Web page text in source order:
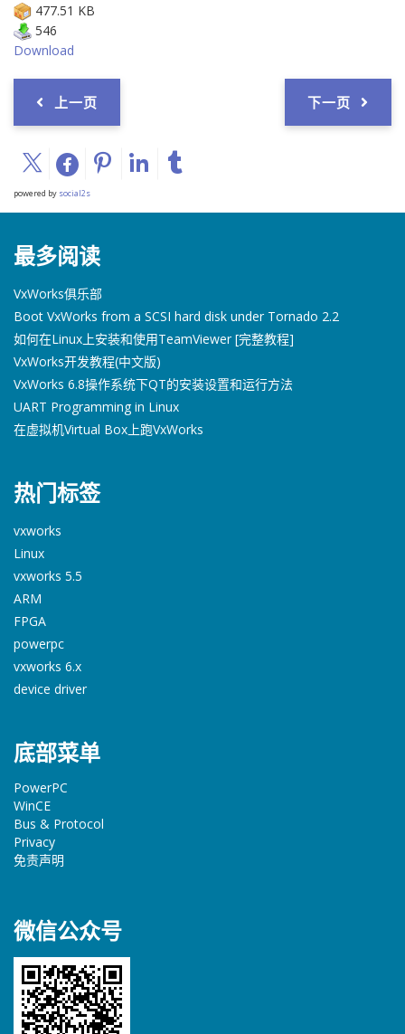
477.51 KB
546
Download
上一页 下一页
powered by social2s
最多阅读
VxWorks俱乐部
Boot VxWorks from a SCSI hard disk under Tornado 2.2
如何在Linux上安装和使用TeamViewer [完整教程]
VxWorks开发教程(中文版)
VxWorks 6.8操作系统下QT的安装设置和运行方法
UART Programming in Linux
在虚拟机Virtual Box上跑VxWorks
热门标签
vxworks
Linux
vxworks 5.5
ARM
FPGA
powerpc
vxworks 6.x
device driver
底部菜单
PowerPC
WinCE
Bus & Protocol
Privacy
免责声明
微信公众号